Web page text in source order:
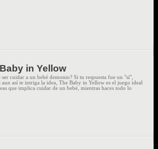
in Yellow
cuidar a un bebé demonio? Si tu respuesta fue un "sí",
así te intriga la idea, The Baby in Yellow es el juego ideal
que implica cuidar de un bebé, mientras haces todo lo